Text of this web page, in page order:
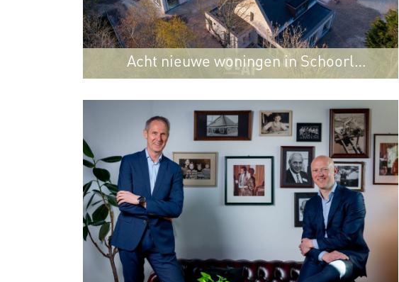
Acht nieuwe woningen in Schoorl